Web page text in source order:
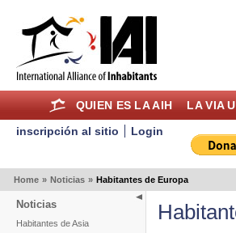
QUIEN ES LA AIH LA VIA
inscripción al sitio
Login
Home » Noticias » Habitantes de Europa
Noticias
Habitantes de Asia